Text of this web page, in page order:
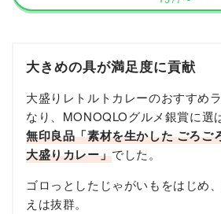
大きめの具が満足度に貢献
大盛りレトルトカレーのおすすめ
なり、MONOQLOグルメ銀賞に選
無印良品「素材を生かした ごろご
大盛りカレー」でした。
ゴロっとしたじゃがいもをはじめ
えは抜群。